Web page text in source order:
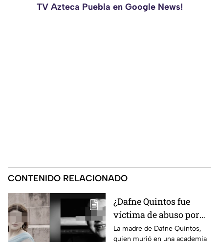
TV Azteca Puebla en Google News!
CONTENIDO RELACIONADO
¿Dafne Quintos fue
víctima de abuso por
parte de su padre?
La madre de Dafne Quintos,
quien murió en una academia